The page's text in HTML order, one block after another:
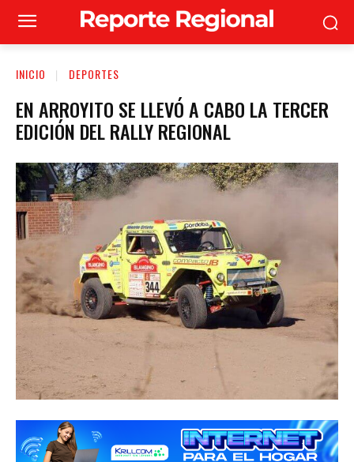
INICIO DEPORTES
EN ARROYITO SE LLEVÓ A CABO LA TERCER
EDICIÓN DEL RALLY REGIONAL